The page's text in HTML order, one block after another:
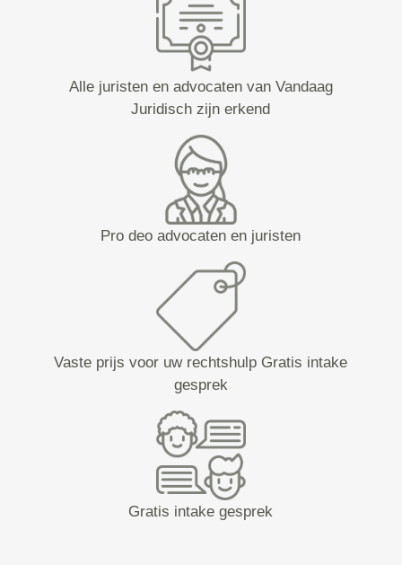
Alle juristen en advocaten van Vandaag
Juridisch zijn erkend
Pro deo advocaten en juristen
Vaste prijs voor uw rechtshulp Gratis intake
gesprek
Gratis intake gesprek